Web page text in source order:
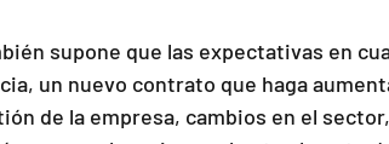
supone que las expectativas en
un nuevo contrato que haga
de la empresa, cambios en el